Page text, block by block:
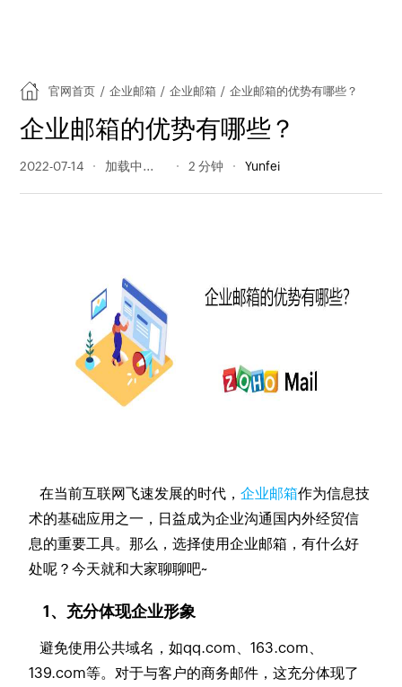
官网首页 / 企业邮箱 / 企业邮箱 / 企业邮箱的优势有哪些？
企业邮箱的优势有哪些？
2022-07-14 601 阅读量 2 分钟 Yunfei
在当前互联网飞速发展的时代，企业邮箱作为信息技
术的基础应用之一，日益成为企业沟通国内外经贸信
息的重要工具。那么，选择使用企业邮箱，有什么好
处呢？今天就和大家聊聊吧~
1、充分体现企业形象
避免使用公共域名，如qq.com、163.com、
139.com等。对于与客户的商务邮件，这充分体现了